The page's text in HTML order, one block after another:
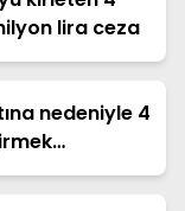
lira ceza
nedeniyle 4